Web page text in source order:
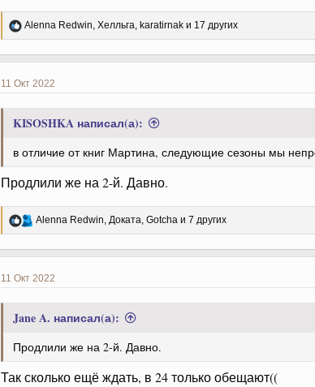
Р
к
и
Alenna Redwin Хелльга karatirnak и 17 других
11 Окт 2022
KISOSHKA написал(а):
в отличие от книг Мартина, следующие сезоны мы
Продлили же на 2-й. Давно.
Р
к
и
Alenna Redwin Доката Gotcha и 7 других
11 Окт 2022
Jane A. написал(а):
Продлили же на 2-й. Давно.
Так сколько ещё ждать, в 24 только обещают((